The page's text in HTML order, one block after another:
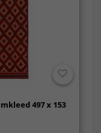
497 x 153